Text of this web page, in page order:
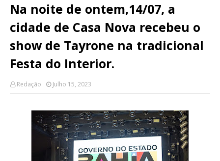
Na noite de ontem,14/07, a
cidade de Casa Nova recebeu o
show de Tayrone na tradicional
Festa do Interior.
Redação Julho 15, 2023